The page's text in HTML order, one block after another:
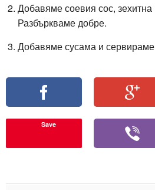
Добавяме соевия сос, зехитна
Разбъркваме добре.
Добавяме сусама и
Save